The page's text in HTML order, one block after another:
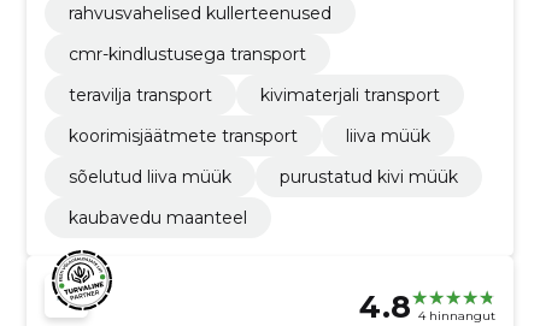
rahvusvahelised kullerteenused
cmr-kindlustusega transport
teravilja transport
kivimaterjali transport
koorimisjäätmete transport
liiva müük
sõelutud liiva müük
purustatud kivi müük
kaubavedu maanteel
4.8 4 hinnangut